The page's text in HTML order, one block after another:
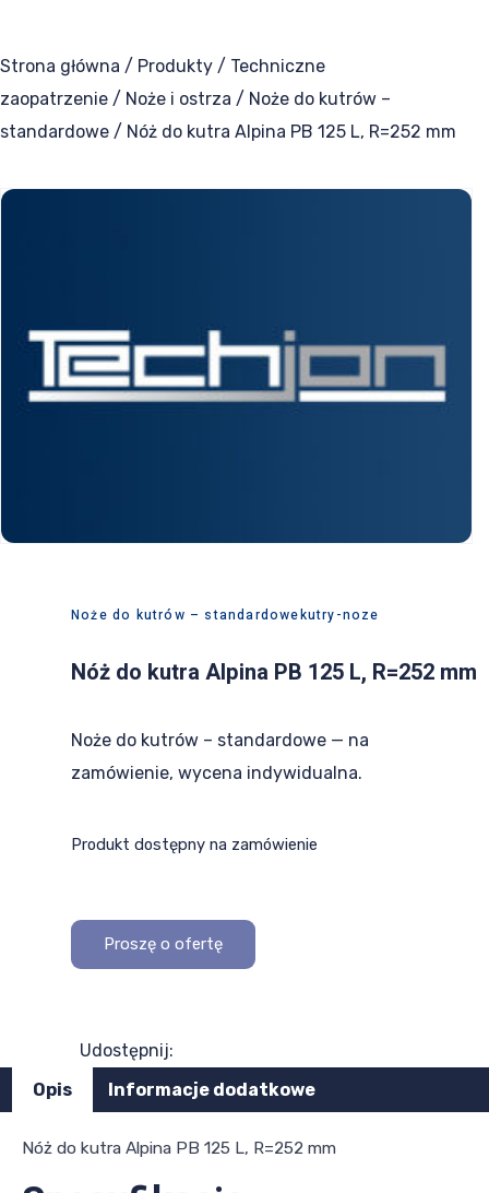
Części zamienne
Narzędzia do maszyn
Strona główna / Produkty / Techniczne
zaopatrzenie / Noże i ostrza / Noże do kutrów –
standardowe / Nóż do kutra Alpina PB 125 L, R=252 mm
Noże do kutrów – standardowekutry-noze
Nóż do kutra Alpina PB 125 L, R=252 mm
Noże do kutrów – standardowe — na
zamówienie, wycena indywidualna.
Produkt dostępny na zamówienie
Proszę o ofertę
Udostępnij:
Opis
Informacje dodatkowe
Nóż do kutra Alpina PB 125 L, R=252 mm